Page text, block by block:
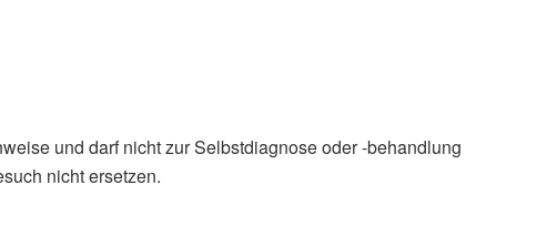
und darf nicht zur Selbstdiagnose oder -behandlung
nicht ersetzen.